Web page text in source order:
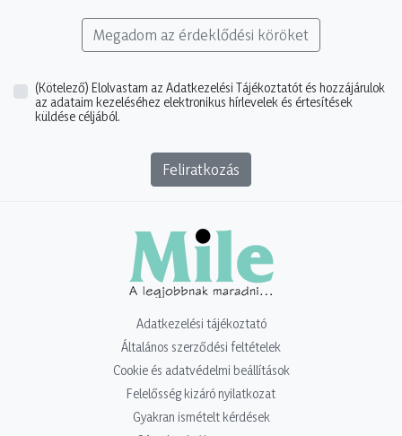
Megadom az érdeklődési köröket
(Kötelező) Elolvastam az Adatkezelési Tájékoztatót és hozzájárulok
az adataim kezeléséhez elektronikus hírlevelek és értesítések
küldése céljából.
Feliratkozás
Adatkezelési tájékoztató
Általános szerződési feltételek
Cookie és adatvédelmi beállítások
Felelősség kizáró nyilatkozat
Gyakran ismételt kérdések